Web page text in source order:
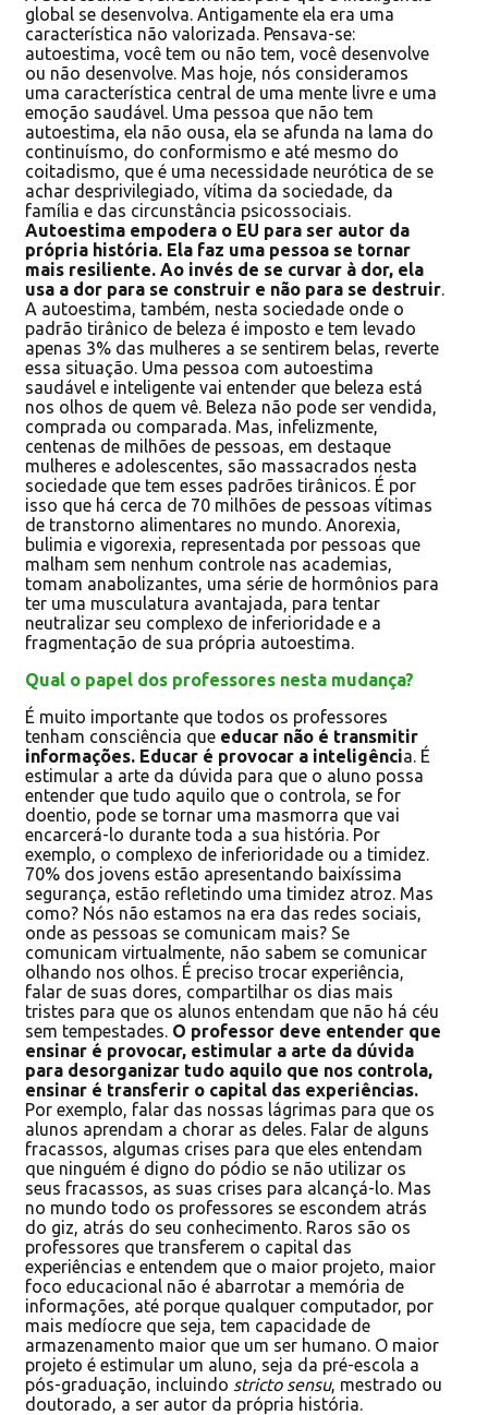
global se desenvolva. Antigamente ela era uma
característica não valorizada. Pensava-se:
autoestima, você tem ou não tem, você desenvolve
ou não desenvolve. Mas hoje, nós consideramos
uma característica central de uma mente livre e uma
emoção saudável. Uma pessoa que não tem
autoestima, ela não ousa, ela se afunda na lama do
continuísmo, do conformismo e até mesmo do
coitadismo, que é uma necessidade neurótica de se
achar desprivilegiado, vítima da sociedade, da
família e das circunstância psicossociais.
Autoestima empodera o EU para ser autor da
própria história. Ela faz uma pessoa se tornar
mais resiliente. Ao invés de se curvar à dor, ela
usa a dor para se construir e não para se destruir
A autoestima, também, nesta sociedade onde o
padrão tirânico de beleza é imposto e tem levado
apenas 3% das mulheres a se sentirem belas, reverte
essa situação. Uma pessoa com autoestima
saudável e inteligente vai entender que beleza está
nos olhos de quem vê. Beleza não pode ser vendida,
comprada ou comparada. Mas, infelizmente,
centenas de milhões de pessoas, em destaque
mulheres e adolescentes, são massacrados nesta
sociedade que tem esses padrões tirânicos. É por
isso que há cerca de 70 milhões de pessoas vítimas
de transtorno alimentares no mundo. Anorexia,
bulimia e vigorexia, representada por pessoas que
malham sem nenhum controle nas academias,
tomam anabolizantes, uma série de hormônios para
ter uma musculatura avantajada, para tentar
neutralizar seu complexo de inferioridade e a
fragmentação de sua própria autoestima.
Qual o papel dos professores nesta mudança?
É muito importante que todos os professores
tenham consciência que educar não é transmitir
informações. Educar é provocar a inteligência. É
estimular a arte da dúvida para que o aluno possa
entender que tudo aquilo que o controla, se for
doentio, pode se tornar uma masmorra que vai
encarcerá-lo durante toda a sua história. Por
exemplo, o complexo de inferioridade ou a timidez.
70% dos jovens estão apresentando baixíssima
segurança, estão refletindo uma timidez atroz. Mas
como? Nós não estamos na era das redes sociais,
onde as pessoas se comunicam mais? Se
comunicam virtualmente, não sabem se comunicar
olhando nos olhos. É preciso trocar experiência,
falar de suas dores, compartilhar os dias mais
tristes para que os alunos entendam que não há céu
sem tempestades. O professor deve entender que
ensinar é provocar, estimular a arte da dúvida
para desorganizar tudo aquilo que nos controla,
ensinar é transferir o capital das experiências.
Por exemplo, falar das nossas lágrimas para que os
alunos aprendam a chorar as deles. Falar de alguns
fracassos, algumas crises para que eles entendam
que ninguém é digno do pódio se não utilizar os
seus fracassos, as suas crises para alcançá-lo. Mas
no mundo todo os professores se escondem atrás
do giz, atrás do seu conhecimento. Raros são os
professores que transferem o capital das
experiências e entendem que o maior projeto, maior
foco educacional não é abarrotar a memória de
informações, até porque qualquer computador, por
mais medíocre que seja, tem capacidade de
armazenamento maior que um ser humano. O maior
projeto é estimular um aluno, seja da pré-escola a
pós-graduação, incluindo stricto sensu, mestrado ou
doutorado, a ser autor da própria história.